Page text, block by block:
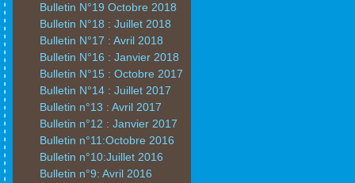
Bulletin N°19 Octobre 2018
Bulletin N°18 : Juillet 2018
Bulletin N°17 : Avril 2018
Bulletin N°16 : Janvier 2018
Bulletin N°15 : Octobre 2017
Bulletin N°14 : Juillet 2017
Bulletin n°13 : Avril 2017
Bulletin n°12 : Janvier 2017
Bulletin n°11:Octobre 2016
Bulletin n°10:Juillet 2016
Bulletin n°9: Avril 2016